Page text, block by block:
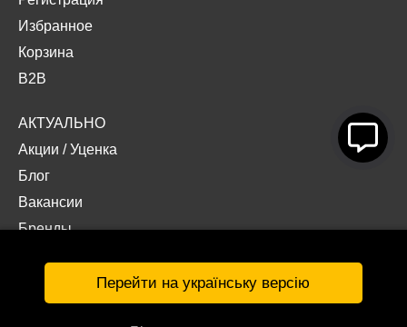
Избранное
Корзина
B2B
АКТУАЛЬНО
Акции /Уценка
Блог
Вакансии
Бренды
Перейти на українську версію